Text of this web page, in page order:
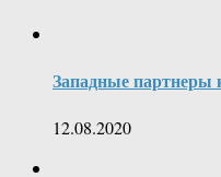
Западные
12.08.2020